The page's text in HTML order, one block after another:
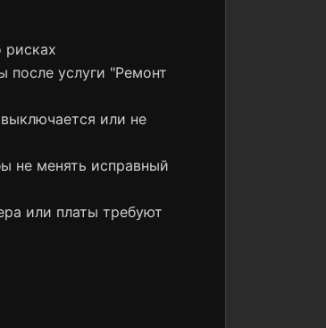
рисках
после услуги "Ремонт
или не
не менять исправный
или платы требуют